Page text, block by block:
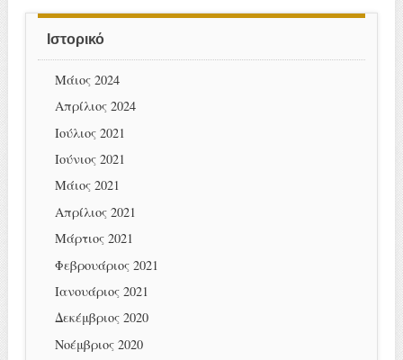
Ιστορικό
Μάιος 2024
Απρίλιος 2024
Ιούλιος 2021
Ιούνιος 2021
Μάιος 2021
Απρίλιος 2021
Μάρτιος 2021
Φεβρουάριος 2021
Ιανουάριος 2021
Δεκέμβριος 2020
Νοέμβριος 2020